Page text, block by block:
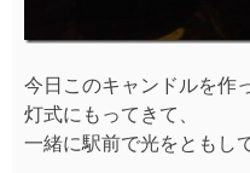
今日このキャンドルを作
灯式にもってきて、
一緒に駅前で光をともし